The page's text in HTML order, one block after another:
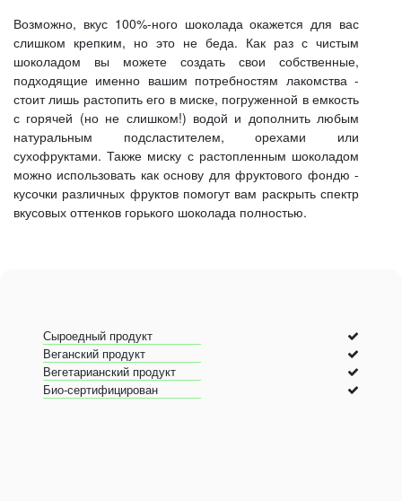
Возможно, вкус 100%-ного шоколада окажется для вас
слишком крепким, но это не беда. Как раз с чистым
шоколадом вы можете создать свои собственные,
подходящие именно вашим потребностям лакомства -
стоит лишь растопить его в миске, погруженной в емкость
с горячей (но не слишком!) водой и дополнить любым
натуральным подсластителем, орехами или
сухофруктами. Также миску с растопленным шоколадом
можно использовать как основу для фруктового фондю -
кусочки различных фруктов помогут вам раскрыть спектр
вкусовых оттенков горького шоколада полностью.
Сыроедный продукт
Веганский продукт
Вегетарианский продукт
Био-сертифицирован